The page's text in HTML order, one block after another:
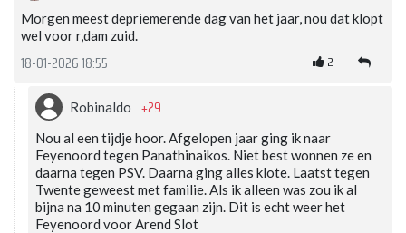
Morgen meest depriemerende dag van het jaar, nou dat klopt
wel voor r,dam zuid.
18-01-2026 18:55 2
Robinaldo +29
Nou al een tijdje hoor. Afgelopen jaar ging ik naar
Feyenoord tegen Panathinaikos. Niet best wonnen ze en
daarna tegen PSV. Daarna ging alles klote. Laatst tegen
Twente geweest met familie. Als ik alleen was zou ik al
bijna na 10 minuten gegaan zijn. Dit is echt weer het
Feyenoord voor Arend Slot